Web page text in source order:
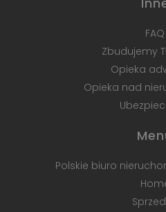
FAQ
Zbudujemy
Opieka
Opieka nad
Polskie biuro